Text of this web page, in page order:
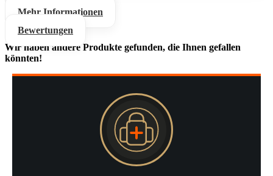
Mehr Informationen
Bewertungen
Wir haben andere Produkte gefunden, die Ihnen gefallen
könnten!